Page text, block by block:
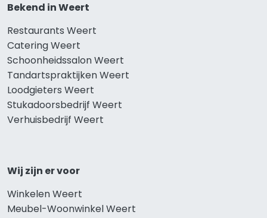
Bekend in Weert
Restaurants Weert
Catering Weert
Schoonheidssalon Weert
Tandartspraktijken Weert
Loodgieters Weert
Stukadoorsbedrijf Weert
Verhuisbedrijf Weert
Wij zijn er voor
Winkelen Weert
Meubel-Woonwinkel Weert